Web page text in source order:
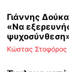
Γιάννης
«Να
Κώστας Στοφόρος